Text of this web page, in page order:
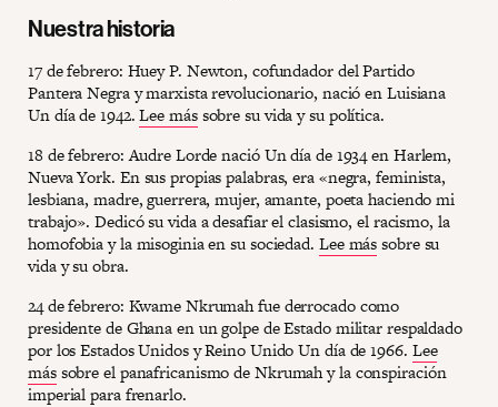
Nuestra historia
17 de febrero: Huey P. Newton, cofundador del Partido
Pantera Negra y marxista revolucionario, nació en Luisiana
Un día de 1942.Lee mássobre su vida y su política.
18 de febrero: Audre Lorde nació Un día de 1934 en Harlem,
Nueva York. En sus propias palabras, era «negra, feminista,
lesbiana, madre, guerrera, mujer, amante, poeta haciendo mi
trabajo». Dedicó su vida a desafiar el clasismo, el racismo, la
homofobia y la misoginia en su sociedad. Lee mássobre su
vida y su obra.
24 de febrero: Kwame Nkrumah fue derrocado como
presidente de Ghana en un golpe de Estado militar respaldado
por los Estados Unidos y Reino Unido Un día de 1966. Lee
mássobre el panafricanismo de Nkrumah y la conspiración
imperial para frenarlo.